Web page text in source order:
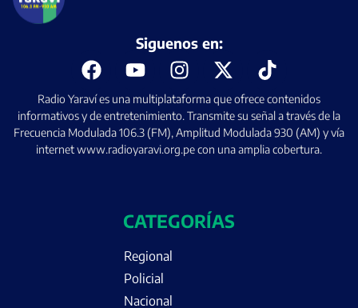
Radio Yaraví es una multiplataforma que ofrece contenidos
informativos y de entretenimiento. Transmite su señal a través de la
Frecuencia Modulada 106.3 (FM), Amplitud Modulada 930 (AM) y vía
internet www.radioyaravi.org.pe con una amplia cobertura.
Siguenos en:
CATEGORÍAS
Regional
Policial
Nacional